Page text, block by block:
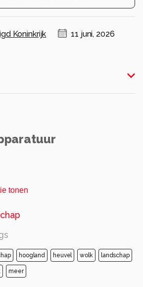
Koninkrijk 11 juni, 2026
tonen
hoogland heuvel wolk landschap
meer